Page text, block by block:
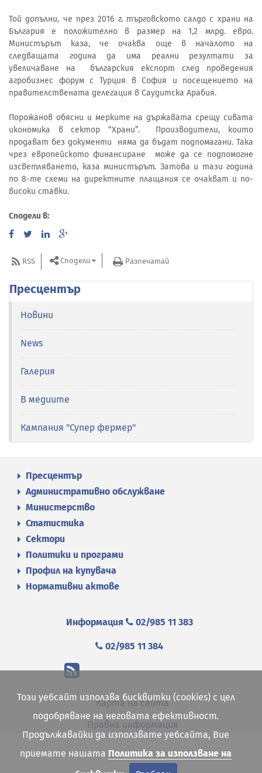
Той допълни, че през 2016 г. търговското салдо с храни на
България е положително в размер на 1,2 млрд. евро.
Министърът каза, че очаква още в началото на
следващата година да има реални резултати за
увеличаване на българския експорт след проведения
агробизнес форум с Турция в София и посещението на
правителствената делегация в Саудитска Арабия.
Порожанов обясни и мерките на държавата срещу сивата
икономика в сектор “Храни”. Производители, които
продават без документи няма да бъдат подпомагани. Така
чрез европейското финансиране може да се подпомогне
изсветляването, каза министърът. Затова и тази година
по 8-те схеми на директните плащания се очакват и по-
високи ставки.
Сподели в:
RSS Сподели Разпечатай
Пресцентър
Новини
News
Галерия
В медиите
Кампания "Супер фермер"
Пресцентър
Административно обслужване
Министерство
Статистика
Сектори
Политики и програми
Профил на купувача
Нормативни актове
Информация 02/985 11 383
02/985 11 384
Карта на сайта
Правна информация
Този уебсайт използва бисквитки (cookies) с цел
подобряване на неговата ефективност.
Продължавайки да използвате уебсайта, Вие
приемате нашата Политика за използване на